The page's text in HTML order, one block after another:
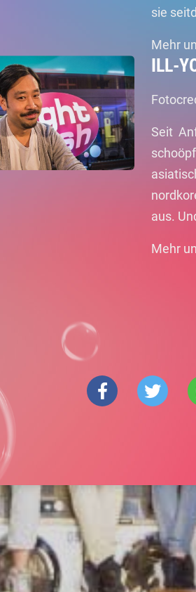
sie
Mehr
ILL-
Seit
aus.
Mehr